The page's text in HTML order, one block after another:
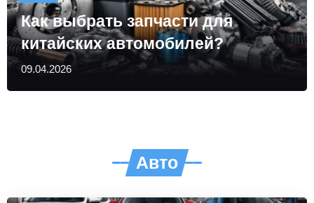
Как выбрать запчасти для
китайских автомобилей?
09.04.2026
Авто